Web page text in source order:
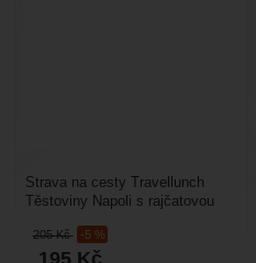
205Kč -5 %
195 Kč
Strava na cesty Travellunch
Těstoviny Napoli s rajčatovou
jídlo, které máte...